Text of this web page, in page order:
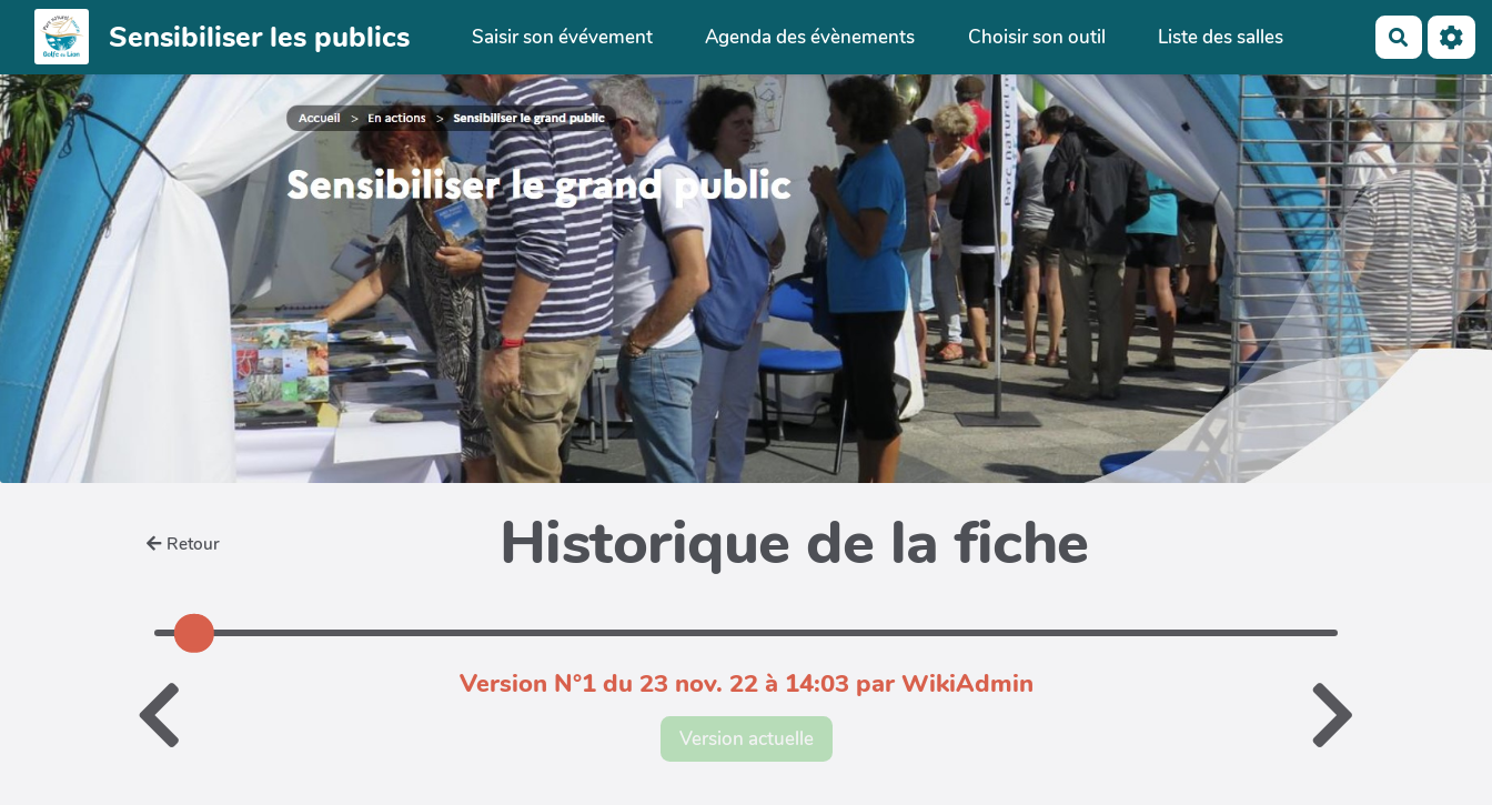
Aller au contenu principal
Sensibiliser les publics Saisir son évévement Agenda des évènements Choisir son outil Liste des salles
Retour Historique de la fiche
Version N°1 du 23 nov. 22 à 14:03 par WikiAdmin
Version actuelle